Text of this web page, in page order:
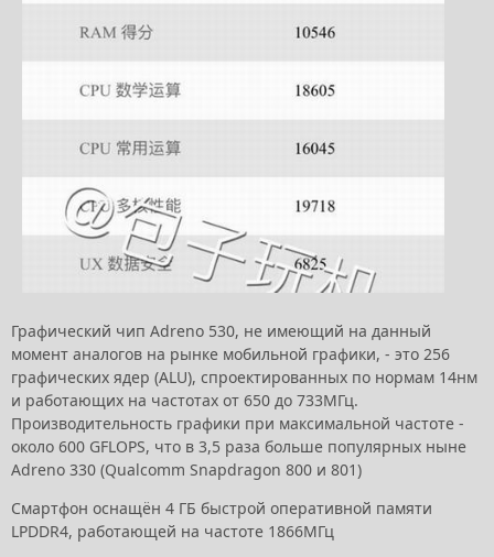
Графический чип Adreno 530, не имеющий на данный
момент аналогов на рынке мобильной графики, - это 256
графических ядер (ALU), спроектированных по нормам 14нм
и работающих на частотах от 650 до 733МГц.
Производительность графики при максимальной частоте -
около 600 GFLOPS, что в 3,5 раза больше популярных ныне
Adreno 330 (Qualcomm Snapdragon 800 и 801)
Смартфон оснащён 4 ГБ быстрой оперативной памяти
LPDDR4, работающей на частоте 1866МГц